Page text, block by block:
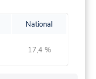
National
17,4 %